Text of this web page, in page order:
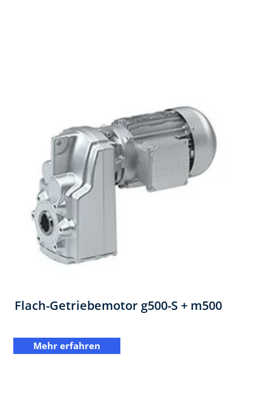
Flach-Getriebemotor ​g500-S + m500
Mehr erfahren